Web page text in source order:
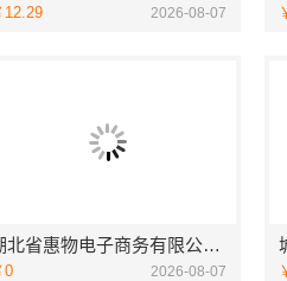
12.29 2026-08-07
湖北省惠物电子商务有限公司：2025母婴用品平台优缺点测评
0 2026-08-07